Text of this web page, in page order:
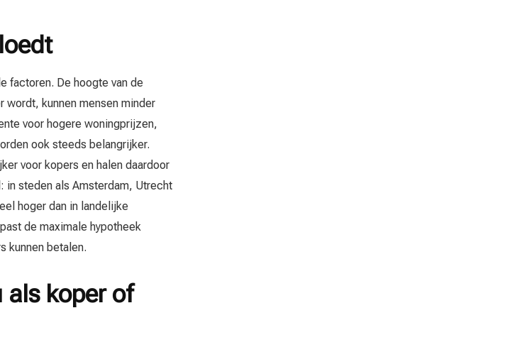
factoren. De hoogte van de
wordt, kunnen mensen minder
voor hogere woningprijzen,
ook steeds belangrijker.
voor kopers en halen daardoor
in steden als Amsterdam, Utrecht
hoger dan in landelijke
de maximale hypotheek
kunnen betalen.
als koper of